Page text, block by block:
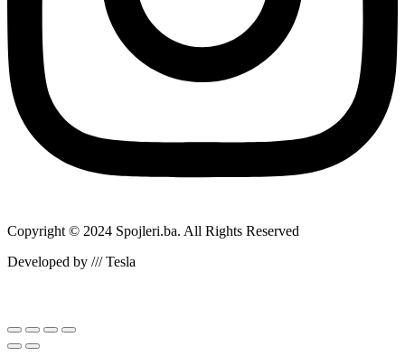
Copyright © 2024 Spojleri.ba. All Rights Reserved
Developed by /// Tesla